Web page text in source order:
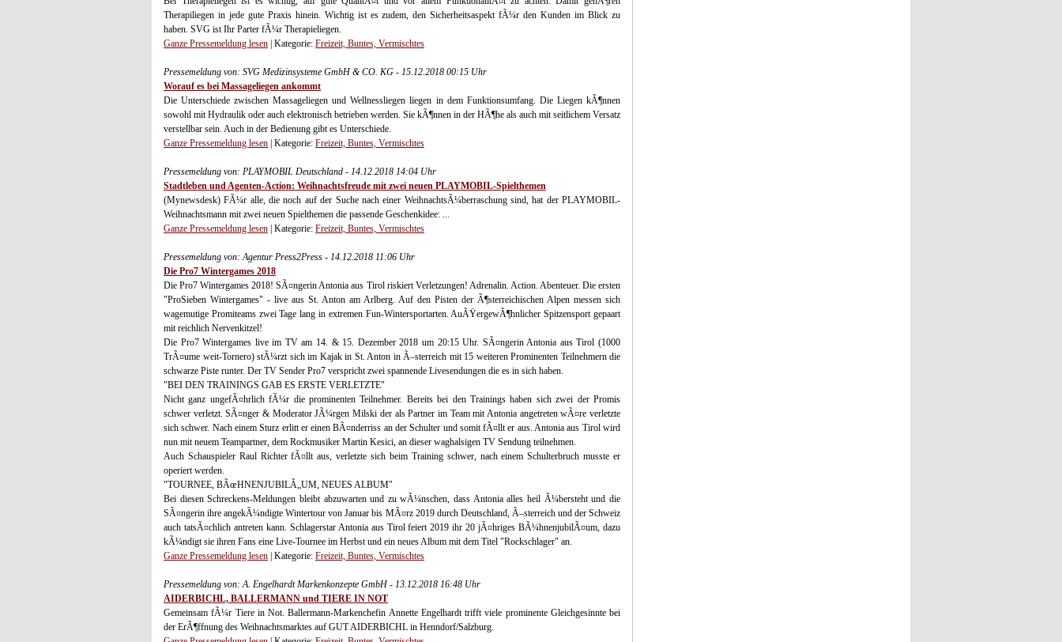
Therapiliegen in jede gute Praxis hinein. Wichtig ist es zudem, den Sicherheitsaspekt fÃ¼r den Kunden im Blick zu
haben. SVG ist Ihr Parter fÃ¼r Therapieliegen.
Ganze Pressemeldung lesen | Kategorie: Freizeit, Buntes, Vermischtes
Pressemeldung von: SVG Medizinsysteme GmbH & CO. KG - 15.12.2018 00:15 Uhr
Worauf es bei Massageliegen ankommt
Die Unterschiede zwischen Massageliegen und Wellnessliegen liegen in dem Funktionsumfang. Die Liegen kÃ¶nnen
sowohl mit Hydraulik oder auch elektronisch betrieben werden. Sie kÃ¶nnen in der HÃ¶he als auch mit seitlichem Versatz
verstellbar sein. Auch in der Bedienung gibt es Unterschiede.
Ganze Pressemeldung lesen | Kategorie: Freizeit, Buntes, Vermischtes
Pressemeldung von: PLAYMOBIL Deutschland - 14.12.2018 14:04 Uhr
Stadtleben und Agenten-Action: Weihnachtsfreude mit zwei neuen PLAYMOBIL-Spielthemen
(Mynewsdesk) FÃ¼r alle, die noch auf der Suche nach einer WeihnachtsÃ¼berraschung sind, hat der PLAYMOBIL-
Weihnachtsmann mit zwei neuen Spielthemen die passende Geschenkidee: ...
Ganze Pressemeldung lesen | Kategorie: Freizeit, Buntes, Vermischtes
Pressemeldung von: Agentur Press2Press - 14.12.2018 11:06 Uhr
Die Pro7 Wintergames 2018
Die Pro7 Wintergames 2018! SÃ¤ngerin Antonia aus Tirol riskiert Verletzungen! Adrenalin. Action. Abenteuer. Die ersten
"ProSieben Wintergames" - live aus St. Anton am Arlberg. Auf den Pisten der Ã¶sterreichischen Alpen messen sich
wagemutige Promiteams zwei Tage lang in extremen Fun-Wintersportarten. AuÃŸergewÃ¶hnlicher Spitzensport gepaart
mit reichlich Nervenkitzel!
Die Pro7 Wintergames live im TV am 14. & 15. Dezember 2018 um 20:15 Uhr. SÃ¤ngerin Antonia aus Tirol (1000
TrÃ¤ume weit-Tornero) stÃ¼rzt sich im Kajak in St. Anton in Ã–sterreich mit 15 weiteren Prominenten Teilnehmern die
schwarze Piste runter. Der TV Sender Pro7 verspricht zwei spannende Livesendungen die es in sich haben.
"BEI DEN TRAININGS GAB ES ERSTE VERLETZTE"
Nicht ganz ungefÃ¤hrlich fÃ¼r die prominenten Teilnehmer. Bereits bei den Trainings haben sich zwei der Promis
schwer verletzt. SÃ¤nger & Moderator JÃ¼rgen Milski der als Partner im Team mit Antonia angetreten wÃ¤re verletzte
sich schwer. Nach einem Sturz erlitt er einen BÃ¤nderriss an der Schulter und somit fÃ¤llt er aus. Antonia aus Tirol wird
nun mit neuem Teampartner, dem Rockmusiker Martin Kesici, an dieser waghalsigen TV Sendung teilnehmen.
Auch Schauspieler Raul Richter fÃ¤llt aus, verletzte sich beim Training schwer, nach einem Schulterbruch musste er
operiert werden.
"TOURNEE, BÃœHNENJUBILÃ„UM, NEUES ALBUM"
Bei diesen Schreckens-Meldungen bleibt abzuwarten und zu wÃ¼nschen, dass Antonia alles heil Ã¼bersteht und die
SÃ¤ngerin ihre angekÃ¼ndigte Wintertour von Januar bis MÃ¤rz 2019 durch Deutschland, Ã–sterreich und der Schweiz
auch tatsÃ¤chlich antreten kann. Schlagerstar Antonia aus Tirol feiert 2019 ihr 20 jÃ¤hriges BÃ¼hnenjubilÃ¤um, dazu
kÃ¼ndigt sie ihren Fans eine Live-Tournee im Herbst und ein neues Album mit dem Titel "Rockschlager" an.
Ganze Pressemeldung lesen | Kategorie: Freizeit, Buntes, Vermischtes
Pressemeldung von: A. Engelhardt Markenkonzepte GmbH - 13.12.2018 16:48 Uhr
AIDERBICHL, BALLERMANN und TIERE IN NOT
Gemeinsam fÃ¼r Tiere in Not. Ballermann-Markenchefin Annette Engelhardt trifft viele prominente Gleichgesinnte bei
der ErÃ¶ffnung des Weihnachtsmarktes auf GUT AIDERBICHL in Henndorf/Salzburg.